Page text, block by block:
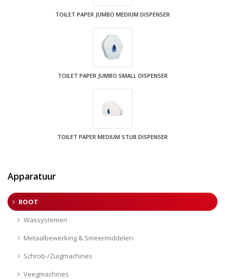
TOILET PAPER JUMBO MEDIUM DISPENSER
TOILET PAPER JUMBO SMALL DISPENSER
TOILET PAPER MEDIUM STUB DISPENSER
Apparatuur
ROOT
Wassystemen
Metaalbewerking & Smeermiddelen
Schrob-/Zuigmachines
Veegmachines